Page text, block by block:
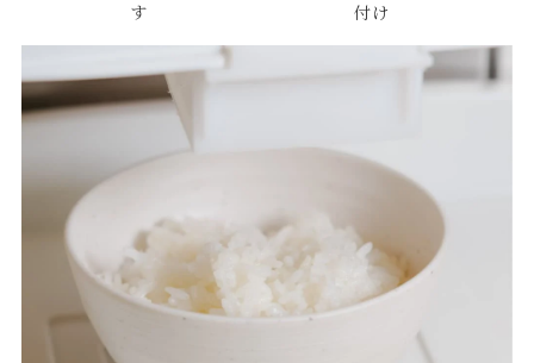
す
付け